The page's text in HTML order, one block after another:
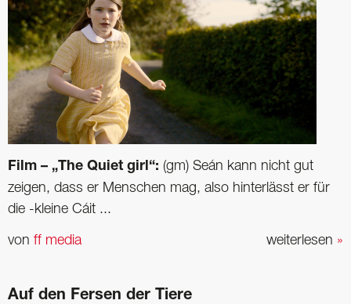
Film – „The Quiet girl“: (gm) Seán kann nicht gut
zeigen, dass er Menschen mag, also hinterlässt er für
die -kleine Cáit ...
weiterlesen »
von ff media
Auf den Fersen der Tiere